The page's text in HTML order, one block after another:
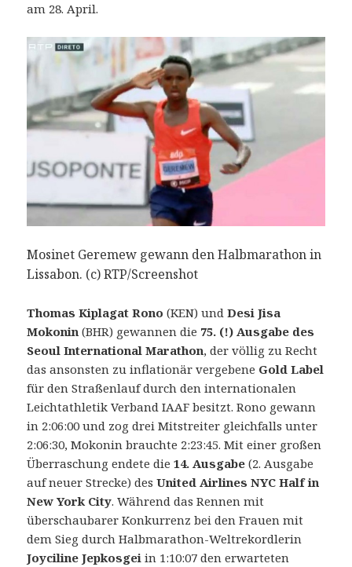
am 28. April.
Mosinet Geremew gewann den Halbmarathon in
Lissabon. (c) RTP/Screenshot
Thomas Kiplagat Rono (KEN) undDesi Jisa
Mokonin (BHR) gewannen die 75. (!) Ausgabe des
Seoul International Marathon, der völlig zu Recht
das ansonsten zu inflationär vergebene Gold Label
für den Straßenlauf durch den internationalen
Leichtathletik Verband IAAF besitzt.Rono gewann
in 2:06:00 und zog drei Mitstreiter gleichfalls unter
2:06:30, Mokonin brauchte 2:23:45. Mit einer großen
Überraschung endete die14. Ausgabe (2. Ausgabe
auf neuer Strecke) desUnited Airlines NYC Half in
New York City. Während das Rennen mit
überschaubarer Konkurrenz bei den Frauen mit
dem Sieg durch Halbmarathon-Weltrekordlerin
Joyciline Jepkosgei in 1:10:07 den erwarteten